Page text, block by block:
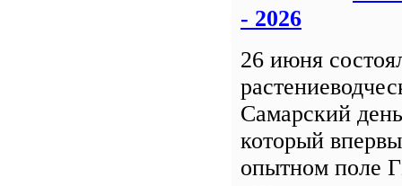
- 2026
26 июня
Самарский
который
опытном поле